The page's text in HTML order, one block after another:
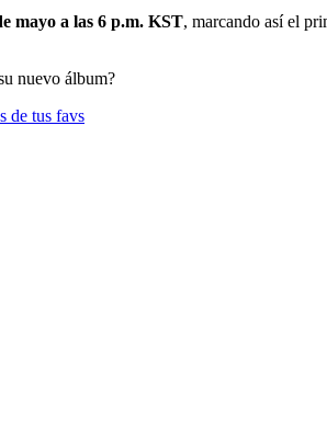
mayo a las 6 p.m. KST, marcando así el
nuevo álbum?
de tus favs